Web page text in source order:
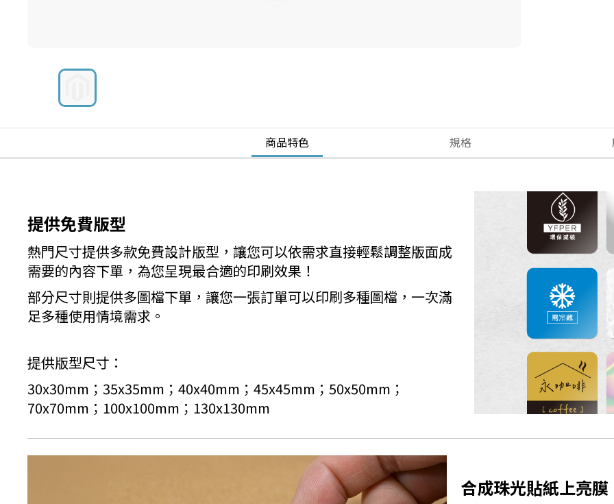
商品特色
提供免費版型
熱門尺寸提供多款免費設計版型，讓您可以依需求直接輕鬆調整版面成
需要的內容下單，為您呈現最合適的印刷效果！
部分尺寸則提供多圖檔下單，讓您一張訂單可以印刷多種圖檔，一次滿
足多種使用情境需求。
提供版型尺寸：
30x30mm；35x35mm；40x40mm；45x45mm；50x50mm；
70x70mm；100x100mm；130x130mm
合成珠光貼紙上亮膜
規格